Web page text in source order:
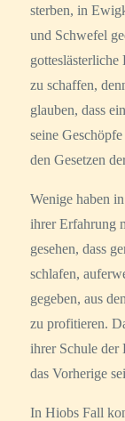
sterben, in
und Schwefel
zu schaffen,
glauben, dass
seine
den Gesetzen
Wenige haben
ihrer Erfahrung
gesehen, dass
schlafen,
gegeben, aus
zu profitieren.
ihrer Schule der
das Vorherige
In Hiobs Fall